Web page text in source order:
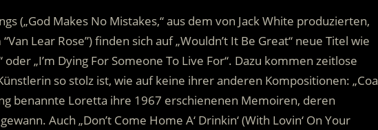
(„God Makes No Mistakes,“ aus dem von Jack White produzierten,
Lear Rose”) finden sich auf „Wouldn’t It Be Great“ neue Titel wie
oder „I’m Dying For Someone To Live For“. Dazu kommen zeitlose
so stolz ist, wie auf keine ihrer anderen Kompositionen:
benannte Loretta ihre 1967 erschienenen Memoiren, deren
Auch „Don’t Come Home A‘ Drinkin‘ (With Lovin‘ On Your